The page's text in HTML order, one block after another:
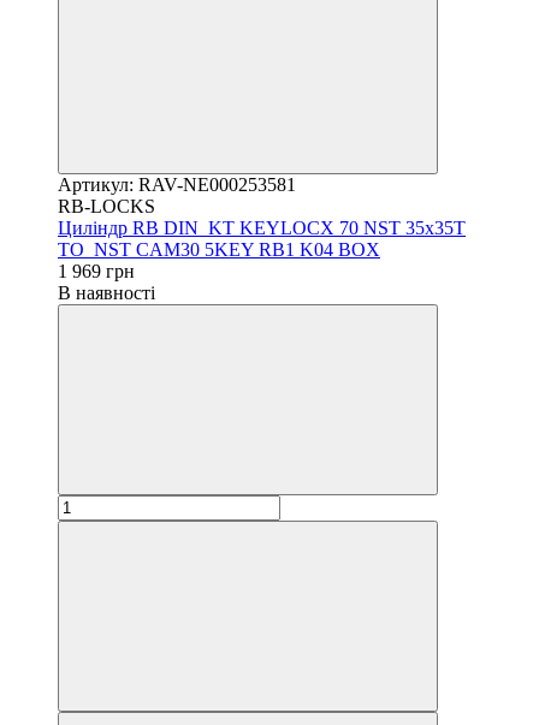
Артикул: RAV-NE000253581
RB-LOCKS
Циліндр RB DIN_KT KEYLOCX 70 NST 35x35T
TO_NST CAM30 5KEY RB1 K04 BOX
1 969 грн
В наявності